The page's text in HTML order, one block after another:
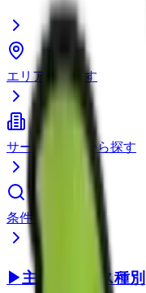
エリアから探す
サービス種別から探す
条件で検索
▶主要サービス種別